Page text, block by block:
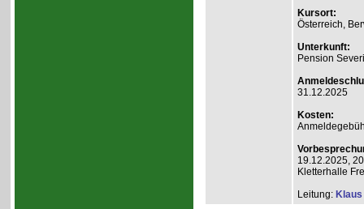
Kursort:
Österreich,
Unterkunft:
Pension
31.12.2025
Kosten:
19.12.2025,
Kletterhalle
Leitung: